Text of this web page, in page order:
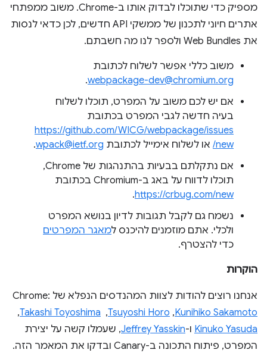
מספיק כדי שתוכלו לבדוק אותו ב-Chrome. משוב ממפתחי
אתרים חיוני לתכנון של ממשקי API חדשים, לכן כדאי לנסות
את Web Bundles ולספר לנו מה חשבתם.
משוב כללי אפשר לשלוח לכתובת
webpackage-dev@chromium.org
.
אם יש לכם משוב על המפרט, תוכלו לשלוח
בעיה חדשה לגבי המפרט בכתובת
https://github.com/WICG/webpackage/issues
/new או לשלוח אימייל לכתובת wpack@ietf.org
.
אם נתקלתם בבעיות בהתנהגות של Chrome,
תוכלו לדווח על באג ב-Chromium בכתובת
https://crbug.com/new
.
נשמח גם לקבל תגובות לדיון בנושא המפרט
ולכלי. אתם מוזמנים להיכנס למאגר המפרטים
כדי להצטרף.
הוקרות
אנחנו רוצים להודות לצוות המהנדסים הנפלא של Chrome:
Kunihiko Sakamoto
,‏
Tsuyoshi Horo
, ‏
Takashi Toyoshima
, ‏
Kinuko Yasuda ו-Jeffrey Yasskin, שעמלו קשה על יצירת
המפרט, פיתוח התכונה ב-Canary ובדקו את המאמר הזה.